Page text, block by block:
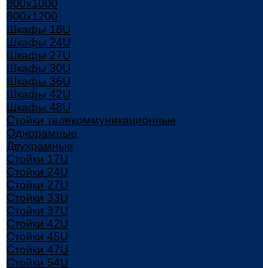
800х1000
800х1200
Шкафы 18U
Шкафы 24U
Шкафы 27U
Шкафы 30U
Шкафы 36U
Шкафы 42U
Шкафы 48U
Стойки телекоммуникационные
Однорамные
Двухрамные
Стойки 17U
Стойки 24U
Стойки 27U
Стойки 33U
Стойки 37U
Стойки 42U
Стойки 45U
Стойки 47U
Стойки 54U